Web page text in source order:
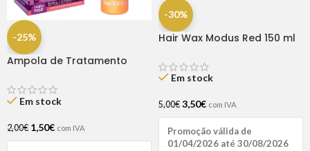
-25%
Ampola de Tratamento
Hair (1 UNIDADE)
Em stock
2,00€ 1,50€ com IVA
-30%
Hair Wax Modus Red 150 ml
Em stock
5,00€ 3,50€ com IVA
Promoção válida de
01/04/2026 até 30/08/2026